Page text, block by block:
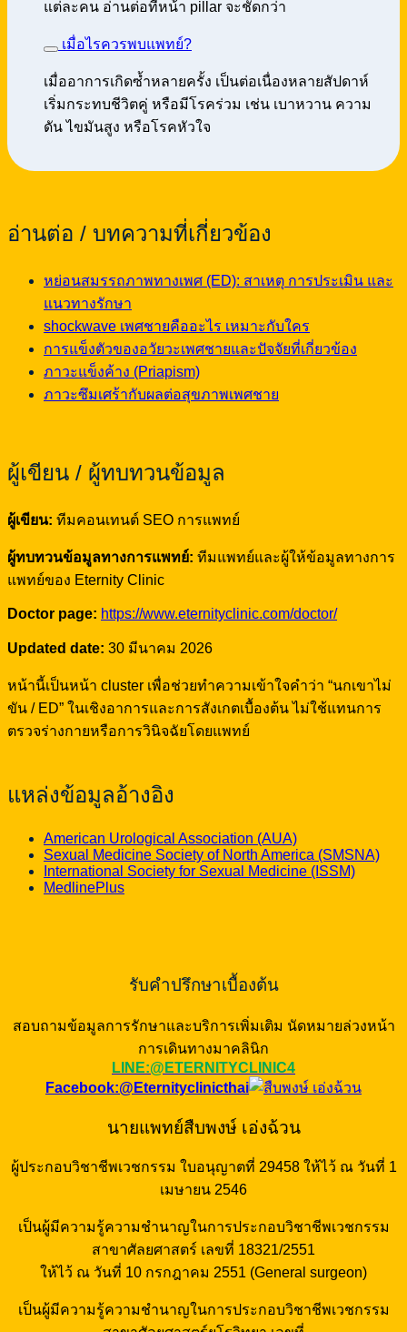
แต่ละคน อ่านต่อที่หน้า pillar จะชัดกว่า
เมื่อไรควรพบแพทย์?
เมื่ออาการเกิดซ้ำหลายครั้ง เป็นต่อเนื่องหลายสัปดาห์
เริ่มกระทบชีวิตคู่ หรือมีโรคร่วม เช่น เบาหวาน ความ
ดัน ไขมันสูง หรือโรคหัวใจ
อ่านต่อ / บทความที่เกี่ยวข้อง
หย่อนสมรรถภาพทางเพศ (ED): สาเหตุ การประเมิน และ
แนวทางรักษา
shockwave เพศชายคืออะไร เหมาะกับใคร
การแข็งตัวของอวัยวะเพศชายและปัจจัยที่เกี่ยวข้อง
ภาวะแข็งค้าง (Priapism)
ภาวะซึมเศร้ากับผลต่อสุขภาพเพศชาย
ผู้เขียน / ผู้ทบทวนข้อมูล
ผู้เขียน: ทีมคอนเทนต์ SEO การแพทย์
ผู้ทบทวนข้อมูลทางการแพทย์: ทีมแพทย์และผู้ให้ข้อมูลทางการ
แพทย์ของ Eternity Clinic
Doctor page: https://www.eternityclinic.com/doctor/
Updated date: 30 มีนาคม 2026
หน้านี้เป็นหน้า cluster เพื่อช่วยทำความเข้าใจคำว่า “นกเขาไม่
ขัน / ED” ในเชิงอาการและการสังเกตเบื้องต้น ไม่ใช้แทนการ
ตรวจร่างกายหรือการวินิจฉัยโดยแพทย์
แหล่งข้อมูลอ้างอิง
American Urological Association (AUA)
Sexual Medicine Society of North America (SMSNA)
International Society for Sexual Medicine (ISSM)
MedlinePlus
รับคำปรึกษาเบื้องต้น
สอบถามข้อมูลการรักษาและบริการเพิ่มเติม นัดหมายล่วงหน้า
การเดินทางมาคลินิก
LINE:@ETERNITYCLINIC4
Facebook:@Eternityclinicthai
นายแพทย์สืบพงษ์ เอ่งฉ้วน
ผู้ประกอบวิชาชีพเวชกรรม ใบอนุญาตที่ 29458 ให้ไว้ ณ วันที่ 1
เมษายน 2546
เป็นผู้มีความรู้ความชำนาญในการประกอบวิชาชีพเวชกรรม
สาขาศัลยศาสตร์ เลขที่ 18321/2551
ให้ไว้ ณ วันที่ 10 กรกฎาคม 2551 (General surgeon)
เป็นผู้มีความรู้ความชำนาญในการประกอบวิชาชีพเวชกรรม